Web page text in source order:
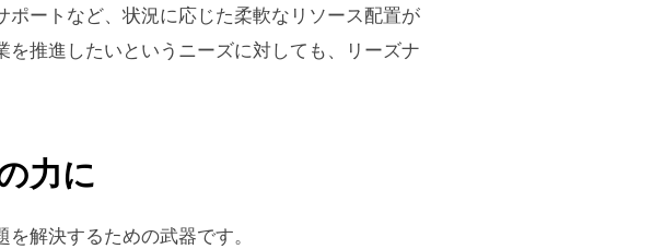
ートなど、状況に応じた柔軟なリソース配置が
推進したいというニーズに対しても、リーズナ
力に
解決するための武器です。